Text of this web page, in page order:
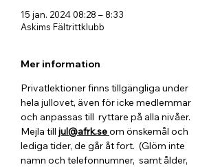
15 jan. 2024 08:28 – 8:33
Askims Fältrittklubb
Mer information
Privatlektioner finns tillgängliga under
hela jullovet, även för icke medlemmar
och anpassas till  ryttare på alla nivåer.
Mejla till jul@afrk.se om önskemål och
lediga tider, de går åt fort.  (Glöm inte
namn och telefonnumner,  samt ålder,